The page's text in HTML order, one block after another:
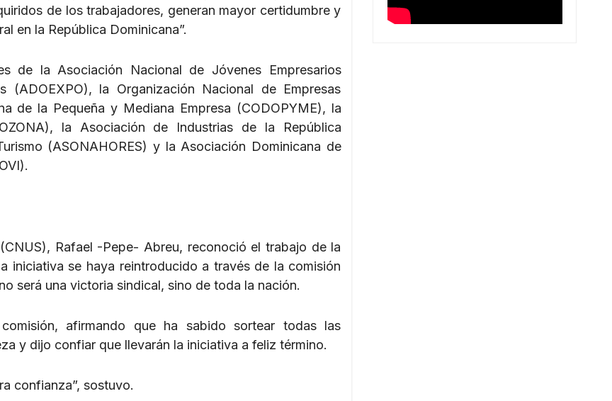
de los trabajadores, generan mayor certidumbre y
en la República Dominicana”.
de la Asociación Nacional de Jóvenes Empresarios
(ADOEXPO), la Organización Nacional de Empresas
de la Pequeña y Mediana Empresa (CODOPYME), la
la Asociación de Industrias de la República
(ASONAHORES) y la Asociación Dominicana de
Rafael -Pepe- Abreu, reconoció el trabajo de la
iniciativa se haya reintroducido a través de la comisión
será una victoria sindical, sino de toda la nación.
afirmando que ha sabido sortear todas las
y dijo confiar que llevarán la iniciativa a feliz término.
confianza”, sostuvo.​